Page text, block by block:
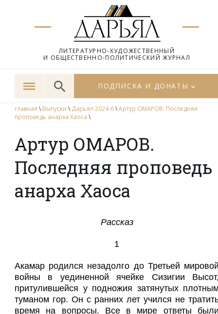
ЛИТЕРАТУРНО-ХУДОЖЕСТВЕННЫЙ
И ОБЩЕСТВЕННО-ПОЛИТИЧЕСКИЙ ЖУРНАЛ
ПОДПИСКА И ДОНАТЫ
главная \ Выпуски \ Дарьял 2024-6\Артур ОМАРОВ. Последняя
проповедь анарха Хаоса \
Артур ОМАРОВ.
Последняя проповедь
анарха Хаоса
Рассказ
1
Акамар родился незадолго до Третьей
войны в уединенной ячейке Сизигии
притулившейся у подножия затянутых
туманом гор. Он с ранних лет учился не
время на вопросы. Все в мире ответы